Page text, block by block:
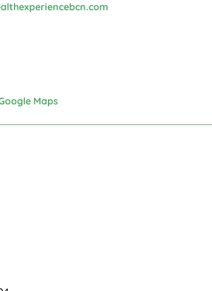
Maps